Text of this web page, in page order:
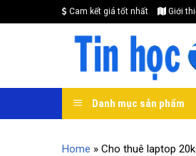
to
Cam kết giá tốt nhất Giới
Danh mục sản phẩm
Home » Cho thuê laptop